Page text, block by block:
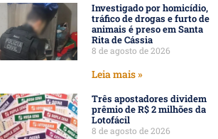
Investigado por homicídio,
tráfico de drogas e furto de
animais é preso em Santa
Rita de Cássia
8 de agosto de 2026
Leia mais »
Três apostadores dividem
prêmio de R$ 2 milhões da
Lotofácil
8 de agosto de 2026